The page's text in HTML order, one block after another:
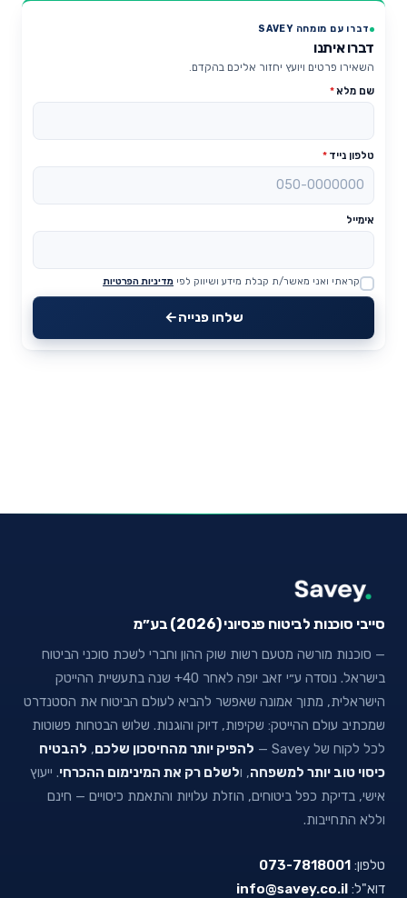
דברו עם מומחה SAVEY
דברו איתנו
השאירו פרטים ויועץ יחזור אליכם בהקדם.
שם מלא*
טלפון נייד *
אימייל
Website
קראתי ואני מאשר/ת קבלת מידע ושיווק לפי מדיניות הפרטיות
שלחו פנייה
סייבי סוכנות לביטוח פנסיוני (2026) בע״מ
— סוכנות מורשה מטעם רשות שוק ההון וחברי לשכת סוכני הביטוח
בישראל. נוסדה ע״י זאב יופה לאחר 40+ שנה בתעשיית ההייטק
הישראלית, מתוך אמונה שאפשר להביא לעולם הביטוח את הסטנדרט
שמכתיב עולם ההייטק: שקיפות, דיוק והוגנות. שלוש הבטחות פשוטות
לכל לקוח של Savey —
להפיק יותר מהחיסכון שלכם, להבטיח
כיסוי טוב יותר למשפחה, ולשלם רק את המינימום ההכרחי. ייעוץ
אישי, בדיקת כפל ביטוחים, הוזלת עלויות והתאמת כיסויים — חינם
וללא התחייבות.
טלפון: 073-7818001
דוא"ל: info@savey.co.il